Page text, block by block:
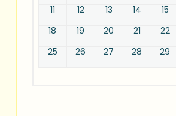
11
12 13 14 15
18
19 20 21 22
25
26 27 28 29